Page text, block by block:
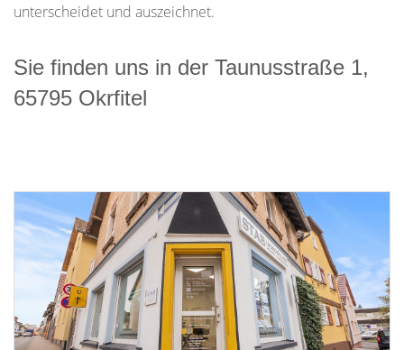
unterscheidet und auszeichnet.
Sie finden uns in der Taunusstraße 1,
65795 Okrfitel